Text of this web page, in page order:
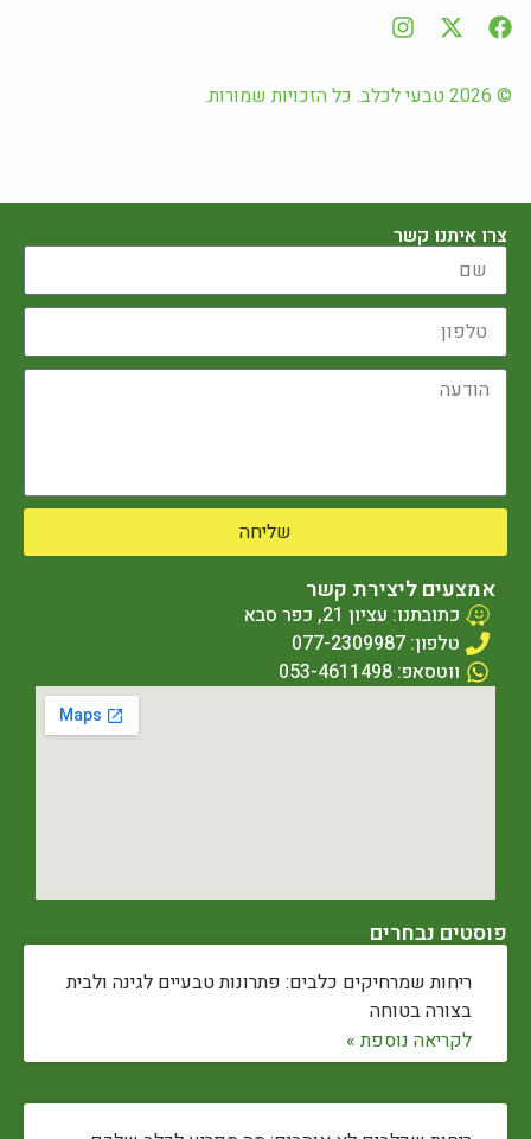
© 2026 טבעי לכלב. כל הזכויות שמורות.
צרו איתנו קשר
שליחה
אמצעים ליצירת קשר
כתובתנו: עציון 21, כפר סבא
טלפון: 077-2309987
ווטסאפ: 053-4611498
פוסטים נבחרים
ריחות שמרחיקים כלבים: פתרונות טבעיים לגינה ולבית
בצורה בטוחה
לקריאה נוספת »